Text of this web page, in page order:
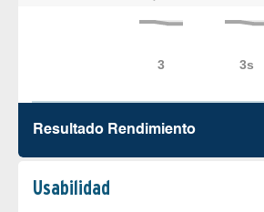
Resultado Rendimiento
Usabilidad